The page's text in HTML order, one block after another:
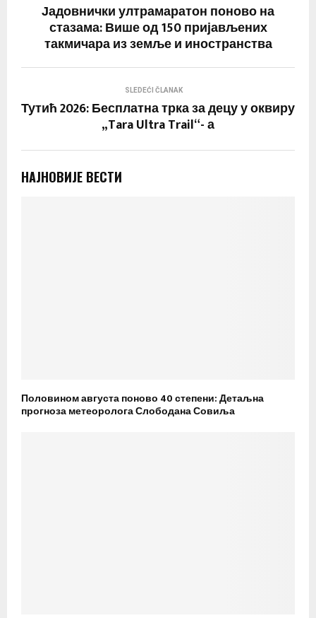
Јадовнички ултрамаратон поново на
стазама: Више од 150 пријављених
такмичара из земље и иностранства
SLEDEĆI ČLANAK
Тутић 2026: Бесплатна трка за децу у оквиру
„Tara Ultra Trail“- а
НАЈНОВИЈЕ ВЕСТИ
Половином августа поново 40 степени: Детаљна
прогноза метеоролога Слободана Совиља